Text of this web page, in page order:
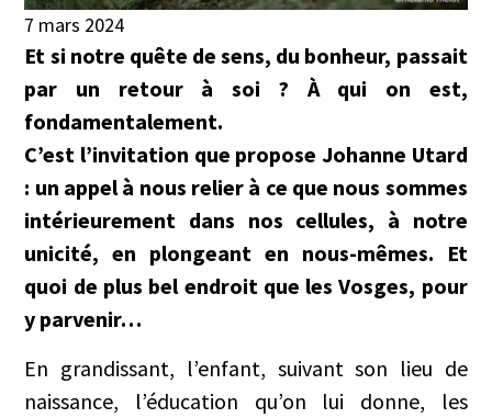
7 mars 2024
Et si notre quête de sens, du bonheur, passait
par un retour à soi ? À qui on est,
fondamentalement.
C’est l’invitation que propose Johanne Utard
: un appel à nous relier à ce que nous sommes
intérieurement dans nos cellules, à notre
unicité, en plongeant en nous-mêmes. Et
quoi de plus bel endroit que les Vosges, pour
y parvenir…
En grandissant, l’enfant, suivant son lieu de
naissance, l’éducation qu’on lui donne, les